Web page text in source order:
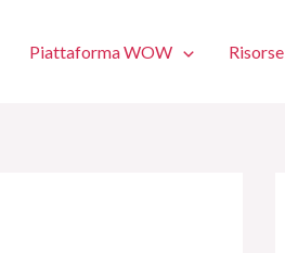
Piattaforma WOW Risorse